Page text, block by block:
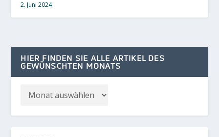
2. Juni 2024
HIER FINDEN SIE ALLE ARTIKEL DES
GEWÜNSCHTEN MONATS